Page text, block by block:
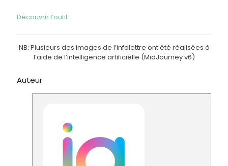
Découvrir l’outil
NB: Plusieurs des images de l’infolettre ont été réalisées à
l’aide de l’intelligence artificielle (MidJourney v6)
Auteur